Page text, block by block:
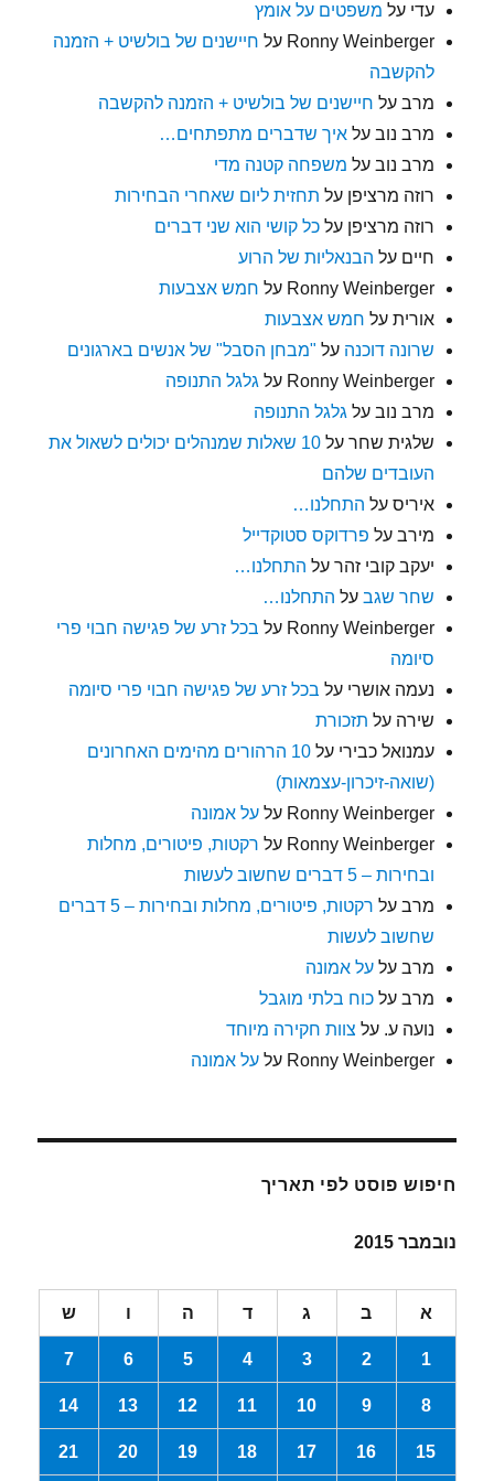
עדי על משפטים על אומץ
Ronny Weinberger על חיישנים של בולשיט + הזמנה
להקשבה
מרב על חיישנים של בולשיט + הזמנה להקשבה
מרב נוב עלאיך שדברים מתפתחים…
מרב נוב על משפחה קטנה מדי
רוזה מרציפן על תחזית ליום שאחרי הבחירות
רוזה מרציפן עלכל קושי הוא שני דברים
חיים על הבנאליות של הרוע
Ronny Weinberger על חמש אצבעות
אורית על חמש אצבעות
שרונה דוכנה על "מבחן הסבל" של אנשים בארגונים
Ronny Weinberger על גלגל התנופה
מרב נוב על גלגל התנופה
שלגית שחר על
10 שאלות שמנהלים יכולים לשאול את
העובדים שלהם
איריס על התחלנו…
מירב על פרדוקס סטוקדייל
יעקב קובי זהר על התחלנו…
שחר שגב על התחלנו…
Ronny Weinberger על בכל זרע של פגישה חבוי פרי
סיומה
נעמה אושרי על בכל זרע של פגישה חבוי פרי סיומה
שירה על תזכורת
עמנואל כבירי על
10 הרהורים מהימים האחרונים
(שואה-זיכרון-עצמאות)
Ronny Weinberger עלעל אמונה
Ronny Weinberger על רקטות, פיטורים, מחלות
ובחירות – 5 דברים שחשוב לעשות
מרב על
רקטות, פיטורים, מחלות ובחירות – 5 דברים
שחשוב לעשות
מרב עלעל אמונה
מרב עלכוח בלתי מוגבל
נועה ע. על צוות חקירה מיוחד
Ronny Weinberger עלעל אמונה
חיפוש פוסט לפי תאריך
נובמבר 2015
א ב ג ד ה ו ש
1
2
3
4
5
6
7
8
9
10
11
12
13
14
15
16
17
18
19
20
21